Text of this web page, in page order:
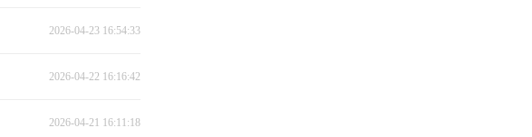
2026-04-23 16:54:33
2026-04-22 16:16:42
2026-04-21 16:11:18